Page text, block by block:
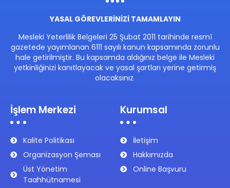
YASAL GÖREVLERİNİZİ TAMAMLAYIN
Mesleki Yeterlilik Belgeleri 25 Şubat 2011 tarihinde resmî
gazetede yayımlanan 6111 sayılı kanun kapsamında zorunlu
hale getirilmiştir. Bu kapsamda aldığınız belge ile Mesleki
yetkinliğinizi kanıtlayacak ve yasal şartları yerine getirmiş
olacaksınız.
İşlem Merkezi
Kalite Politikası
Organizasyon Şeması
Üst Yönetim
Taahhütnamesi
Kurumsal
İletişim
Hakkımızda
Online Başvuru